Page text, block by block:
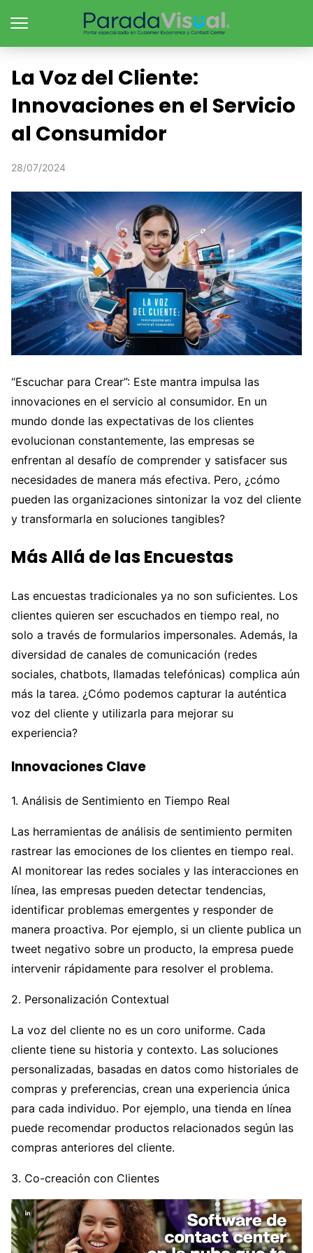
La Voz del Cliente:
Innovaciones en el Servicio
al Consumidor
28/07/2024
“Escuchar para Crear”: Este mantra impulsa las
innovaciones en el servicio al consumidor. En un
mundo donde las expectativas de los clientes
evolucionan constantemente, las empresas se
enfrentan al desafío de comprender y satisfacer sus
necesidades de manera más efectiva. Pero, ¿cómo
pueden las organizaciones sintonizar la voz del cliente
y transformarla en soluciones tangibles?
Más Allá de las Encuestas
Las encuestas tradicionales ya no son suficientes. Los
clientes quieren ser escuchados en tiempo real, no
solo a través de formularios impersonales. Además, la
diversidad de canales de comunicación (redes
sociales, chatbots, llamadas telefónicas) complica aún
más la tarea. ¿Cómo podemos capturar la auténtica
voz del cliente y utilizarla para mejorar su
experiencia?
Innovaciones Clave
1. Análisis de Sentimiento en Tiempo Real
Las herramientas de análisis de sentimiento permiten
rastrear las emociones de los clientes en tiempo real.
Al monitorear las redes sociales y las interacciones en
línea, las empresas pueden detectar tendencias,
identificar problemas emergentes y responder de
manera proactiva. Por ejemplo, si un cliente publica un
tweet negativo sobre un producto, la empresa puede
intervenir rápidamente para resolver el problema.
2. Personalización Contextual
La voz del cliente no es un coro uniforme. Cada
cliente tiene su historia y contexto. Las soluciones
personalizadas, basadas en datos como historiales de
compras y preferencias, crean una experiencia única
para cada individuo. Por ejemplo, una tienda en línea
puede recomendar productos relacionados según las
compras anteriores del cliente.
3. Co-creación con Clientes